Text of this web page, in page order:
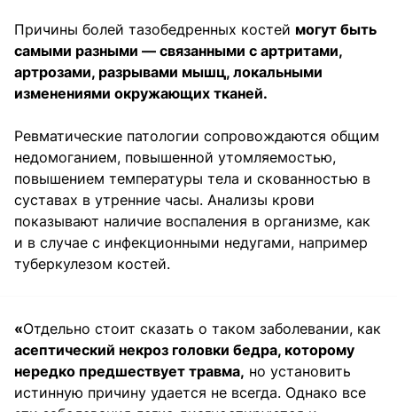
Причины болей тазобедренных костей могут быть
самыми разными — связанными с артритами,
артрозами, разрывами мышц, локальными
изменениями окружающих тканей.
Ревматические патологии сопровождаются общим
недомоганием, повышенной утомляемостью,
повышением температуры тела и скованностью в
суставах в утренние часы. Анализы крови
показывают наличие воспаления в организме, как
и в случае с инфекционными недугами, например
туберкулезом костей.
«Отдельно стоит сказать о таком заболевании, как
асептический некроз головки бедра, которому
нередко предшествует травма, но установить
истинную причину удается не всегда. Однако все